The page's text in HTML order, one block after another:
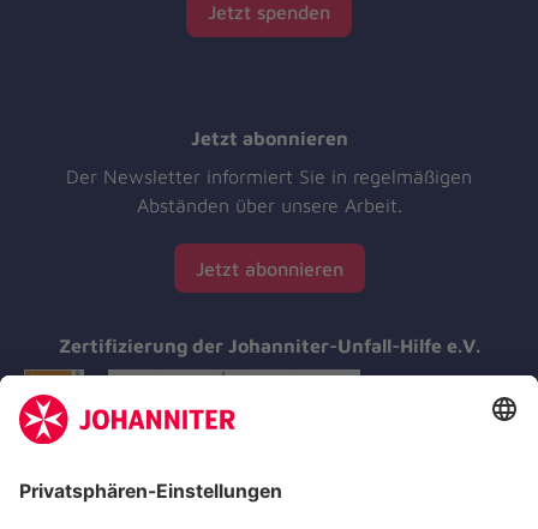
Jetzt spenden
Jetzt abonnieren
Der Newsletter informiert Sie in regelmäßigen
Abständen über unsere Arbeit.
Jetzt abonnieren
Zertifizierung der Johanniter-Unfall-Hilfe e.V.